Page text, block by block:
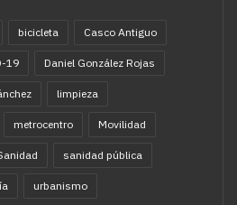
bicicleta Casco Antiguo
19 Daniel González Rojas
limpieza
metrocentro Movilidad
sanidad pública
urbanismo